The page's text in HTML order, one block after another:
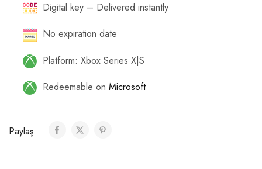
Digital key – Delivered instantly
No expiration date
Platform: Xbox Series X|S
Redeemable on Microsoft
Paylaş: